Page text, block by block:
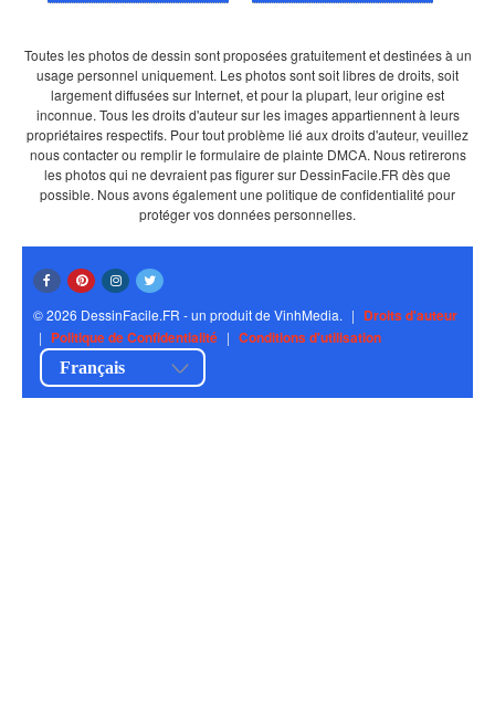
Toutes les photos de dessin sont proposées gratuitement et destinées à un
usage personnel uniquement. Les photos sont soit libres de droits, soit
largement diffusées sur Internet, et pour la plupart, leur origine est
inconnue. Tous les droits d'auteur sur les images appartiennent à leurs
propriétaires respectifs. Pour tout problème lié aux droits d'auteur, veuillez
nous contacter ou remplir le formulaire de plainte DMCA. Nous retirerons
les photos qui ne devraient pas figurer sur DessinFacile.FR dès que
possible. Nous avons également une politique de confidentialité pour
protéger vos données personnelles.
© 2026 DessinFacile.FR - un produit de VinhMedia. | Droits d'auteur
| Politique de Confidentialité | Conditions d'utilisation
Français